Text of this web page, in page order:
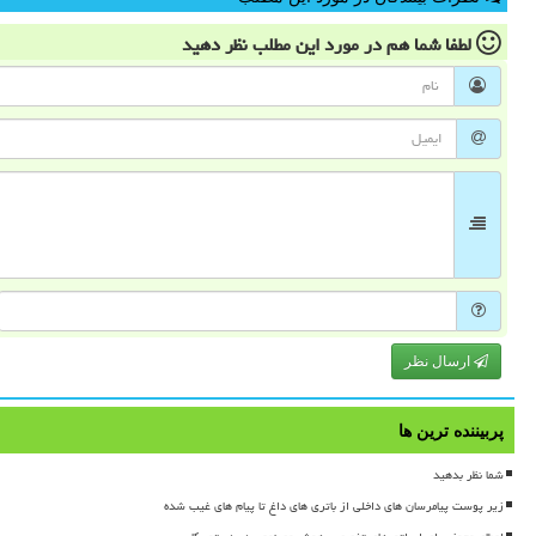
لطفا شما همدر مورد این مطلبنظر دهید
ارسال نظر
پربیننده ترین ها
شما نظر بدهید
زیر پوست پیامرسان های داخلی از باتری های داغ تا پیام های غیب شده